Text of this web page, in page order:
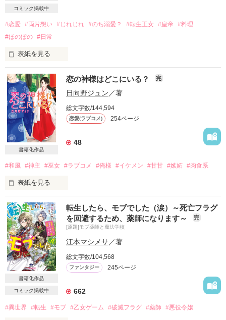
16歳で確実に死亡する破滅フラグを回避するために
世界最強の魔法使いであるパパに
媚びを売って庇護してもらうこと！
クールで人嫌いな最強パパに愛されるため、
未来の悪役令嬢
あざとい幼女サマラ（5歳）
×
世界最強の魔法使い
人嫌いなイケメン魔公爵ディー（25歳）
サマラは無事に生き延びることが出来るのか!?
2020.09.08　公開完結
※番外編あります。作者プロフィールのリンクから！
Review　thanks
＊名古屋ゆりあ様
＊たぬき様
＊nonn77様
コミック掲載中
#恋愛 #両片想い #じれじれ #のち溺愛？ #転生王女 #皇帝
#料理
#ほのぼの #日常
表紙を見る
◆コミカライズ10月27日より連載開始！
◆書籍は4巻まで発売中！5巻は10月10日発売予定です。
前世は日本の料理人、現在は小国の王女であるアリア。
親交を結ぶため、冷酷無比で残虐だと言われている皇帝の下へ
妃候補として行くことになってしまった。
……のだが、一大決心をして帝国へ来たにも関わらず、冷酷な
皇帝は「妃なんていらない」と言い切ったのだ。
して働いてみようと考えた。
馴染みないアリアの日本料理はあっという間に人々の心を掴
み、『しあわせ食堂』は帝国で知らない人がいないほどの人気
店へとなっていく――!?
＼Berry's Cafeラブファンタジー特別連載①／
ぷにちゃんさんの『しあわせ食堂の異世界ご飯』連載中、本棚
登録＆ファン登録をしてくれた人の中から抽選で10名様に図書
カード500円分をプレゼント！
応募締め切りは2018年7月9日(月)まで!!
書籍化作品
恋の神様はどこにいる？ 完
日向野ジュン／著
総文字数/144,594
恋愛(ラブコメ) 254ページ
48
#和風 #神主 #巫女 #ラブコメ #俺様 #イケメン #甘甘 #嫉妬 #肉食系
表紙を見る
第二回ベリーズ文庫大賞優秀賞をいただいたこの作品が、
2015年1月10日に書籍化されることになりました。
いつも応援してくださる読者様のお陰と
感謝の気持でいっぱいです。
本当に、ありがとうございます!!
書籍化に伴い、12月10日より、
試し読みのみの限定公開とさせていただきました。
何卒ご了承下さいますよう、お願い申し上げます。
*+:｡.｡…。oо○ﾟ+*:;;:**+:｡.｡…。oо○ﾟ+*:;;:**+:｡.｡…。oо○ﾟ+*:;;:*
書籍化作品
コミック掲載中
転生したら、モブでした（涙）～死亡フラグ
を回避するため、薬師になります～
完
[原題]モブ薬師と魔法学校
江本マシメサ／著
総文字数/104,568
ファンタジー 245ページ
662
#異世界 #転生 #モブ #乙女ゲーム #破滅フラグ #薬師 #悪役令嬢